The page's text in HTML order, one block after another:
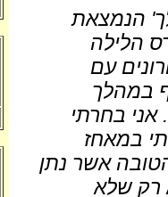
הנמצאת
נהרס הלילה
עם
במהלך
אני בחרתי
במאחז
אשר נתן
רק שלא